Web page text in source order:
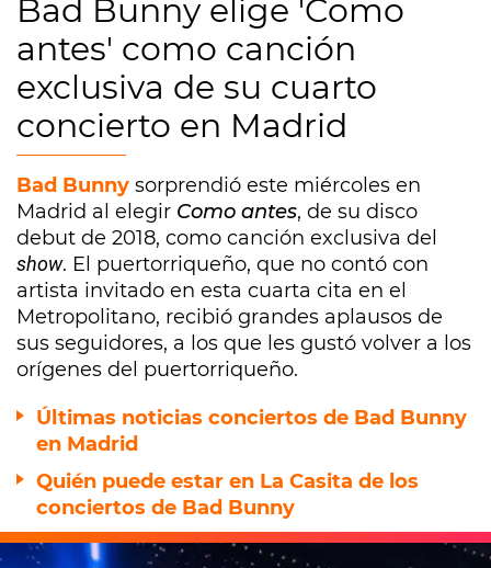
Bad Bunny elige 'Como
antes' como canción
exclusiva de su cuarto
concierto en Madrid
Bad Bunny sorprendió este miércoles en
Madrid al elegir Como antes, de su disco
debut de 2018, como canción exclusiva del
show. El puertorriqueño, que no contó con
artista invitado en esta cuarta cita en el
Metropolitano, recibió grandes aplausos de
sus seguidores, a los que les gustó volver a los
orígenes del puertorriqueño.
Últimas noticias conciertos de Bad Bunny
en Madrid
Quién puede estar en La Casita de los
conciertos de Bad Bunny